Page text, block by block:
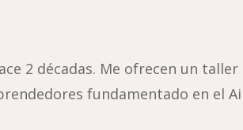
2 décadas. Me ofrecen un
fundamentado en el